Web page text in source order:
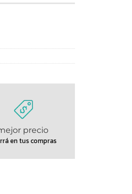
precio
en tus compras